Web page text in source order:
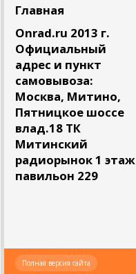
Главная
Onrad.ru 2013 г.
Официальный
адрес и пункт
самовывоза:
Москва, Митино,
Пятницкое шоссе
влад.18 ТК
Митинский
радиорынок 1 этаж
павильон 229
Полная версия сайта